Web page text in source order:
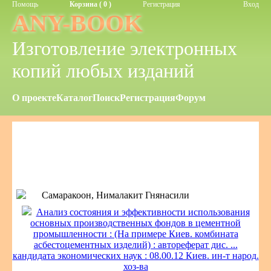
Помощь Корзина ( 0 ) Регистрация Вход
ANY-BOOK
Изготовление электронных
копий любых изданий
О проектеКаталогПоискРегистрацияФорум
Самаракоон, Нималакит Гнянасили
Анализ состояния и эффективности использования
основных производственных фондов в цементной
промышленности : (На примере Киев. комбината
асбестоцементных изделий) : автореферат дис. ...
кандидата экономических наук : 08.00.12 Киев. ин-т народ.
хоз-ва